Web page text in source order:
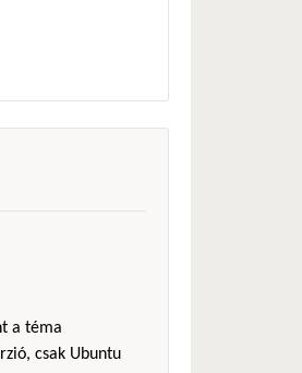
a téma
csak Ubuntu